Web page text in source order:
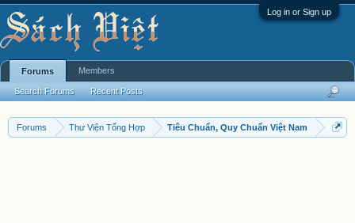
Log in or Sign up
Forums Thư Viện Tổng Hợp Tiêu Chuẩn, Quy Chuẩn Việt Nam
Forums
Search Forums Recent Posts
Members